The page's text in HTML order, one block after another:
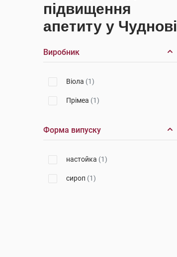
підвищення
апетиту у Чуднові
Виробник
Віола (1)
Прімеа (1)
Форма випуску
настойка (1)
сироп (1)